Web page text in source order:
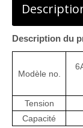
Description du
Modèle no.
6
Tension
Capacité